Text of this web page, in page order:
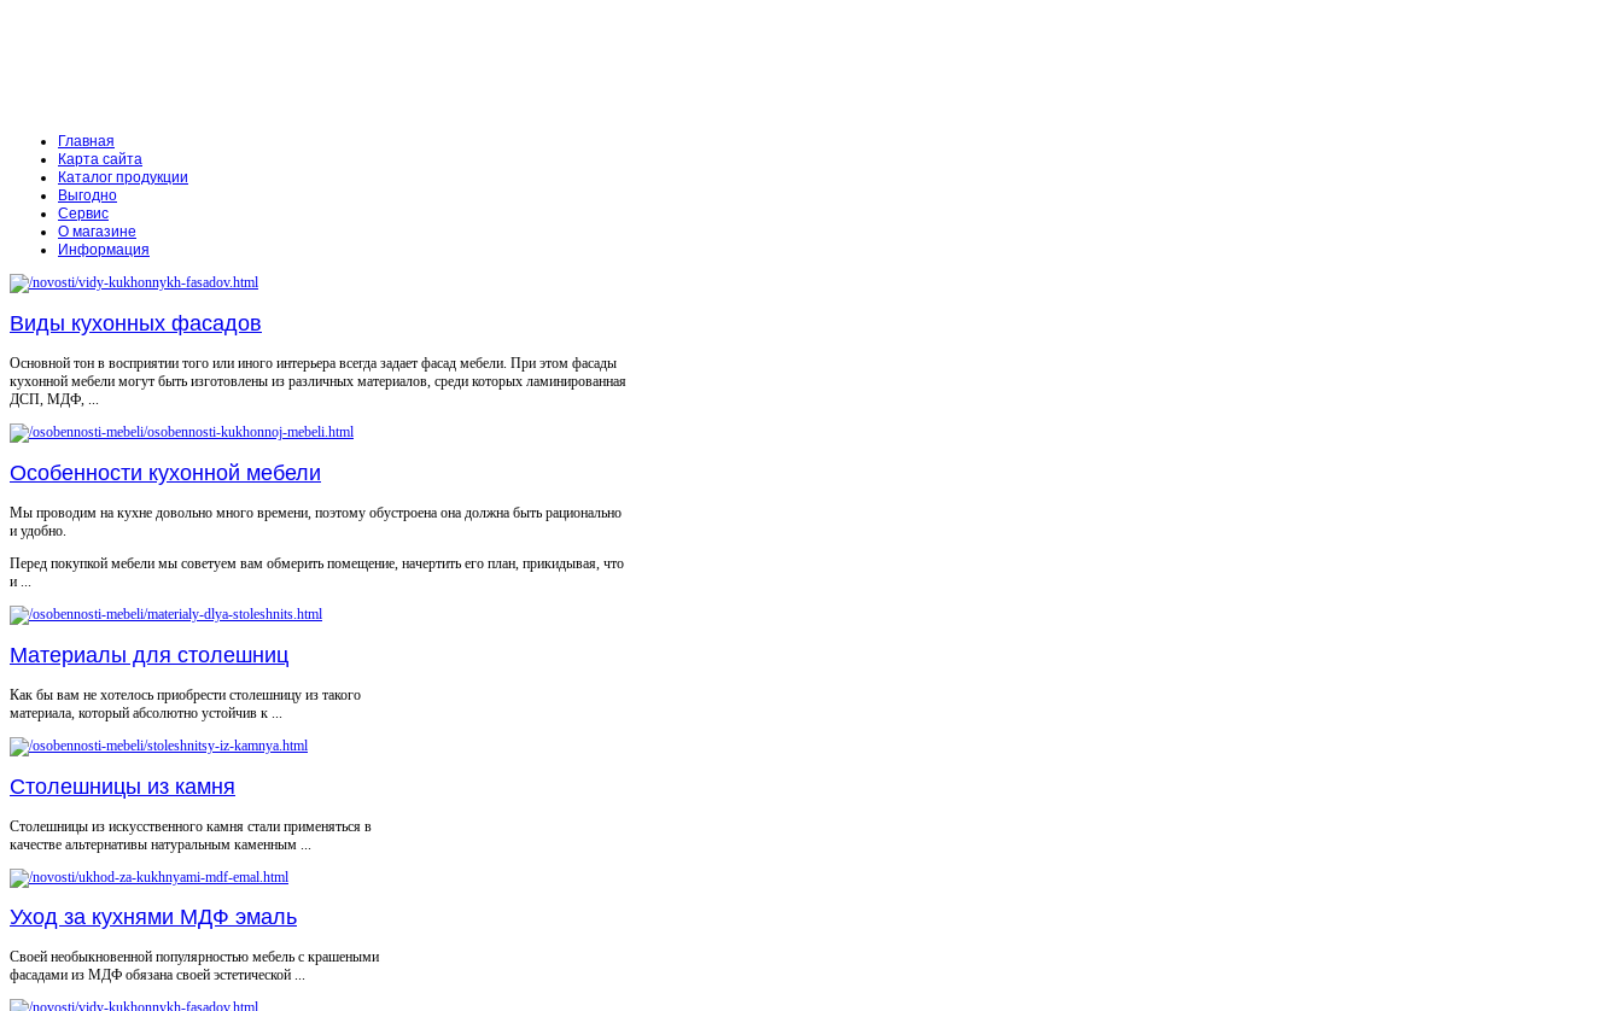
Главная
Карта сайта
Каталог продукции
Выгодно
Сервис
О магазине
Информация
Виды кухонных фасадов
Основной тон в восприятии того или иного интерьера всегда задает фасад мебели. При этом фасады
кухонной мебели могут быть изготовлены из различных материалов, среди которых ламинированная
ДСП, МДФ, ...
Особенности кухонной мебели
Мы проводим на кухне довольно много времени, поэтому обустроена она должна быть рационально
и удобно.
Перед покупкой мебели мы советуем вам обмерить помещение, начертить его план, прикидывая, что
и ...
Материалы для столешниц
Как бы вам не хотелось приобрести столешницу из такого
материала, который абсолютно устойчив к ...
Столешницы из камня
Столешницы из искусственного камня стали применяться в
качестве альтернативы натуральным каменным ...
Уход за кухнями МДФ эмаль
Своей необыкновенной популярностью мебель с крашеными
фасадами из МДФ обязана своей эстетической ...